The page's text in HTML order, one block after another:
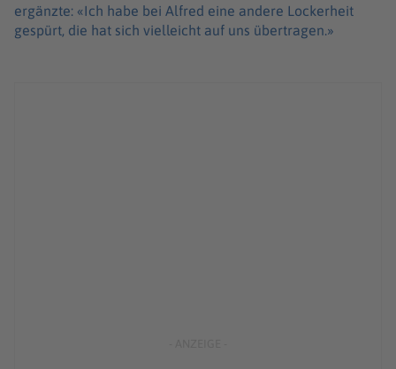
ergänzte: «Ich habe bei Alfred eine andere Lockerheit
gespürt, die hat sich vielleicht auf uns übertragen.»